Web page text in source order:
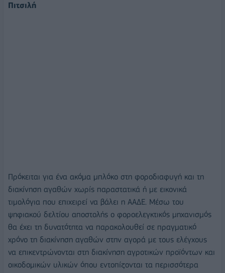
Πιτσιλή
Πρόκειται για ένα ακόμα μπλόκο στη φοροδιαφυγή και τη
διακίνηση αγαθών χωρίς παραστατικά ή με εικονικά
τιμολόγια που επιχειρεί να βάλει η ΑΑΔΕ. Μέσω του
ψηφιακού δελτίου αποστολής ο φοροελεγκτικός μηχανισμός
θα έχει τη δυνατότητα να παρακολουθεί σε πραγματικό
χρόνο τη διακίνηση αγαθών στην αγορά με τους ελέγχους
να επικεντρώνονται στη διακίνηση αγροτικών προϊόντων και
οικοδομικών υλικών όπου εντοπίζονται τα περισσότερα